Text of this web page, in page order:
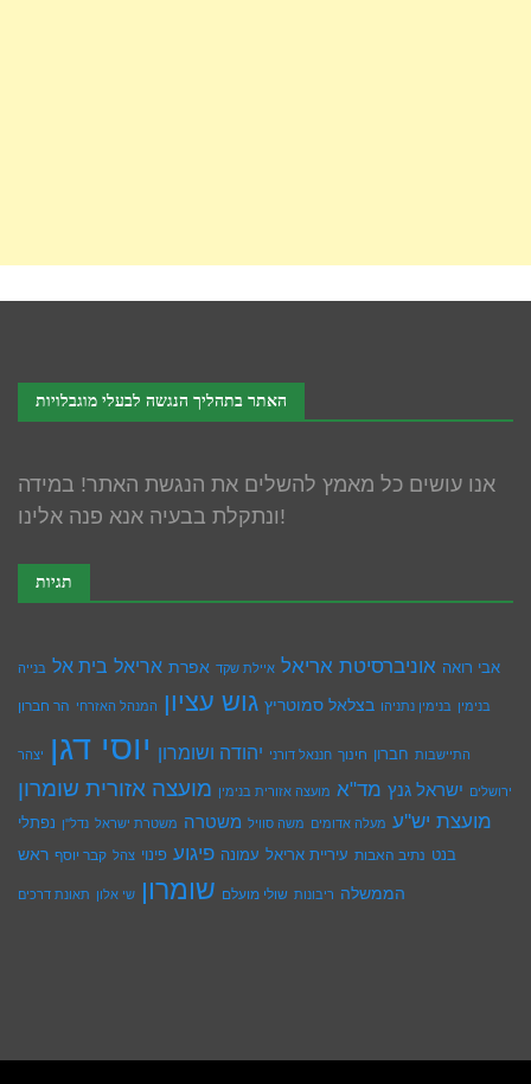
האתר בתהליך הנגשה לבעלי מוגבלויות
אנו עושים כל מאמץ להשלים את הנגשת האתר! במידה
ונתקלת בבעיה אנא פנה אלינו!
תגיות
אבי רואה אוניברסיטת אריאל איילת שקד אפרת אריאל בית אל בנייה
בנימין בנימין נתניהו בצלאל סמוטריץ גוש עציון המנהל האזרחי הר חברון
התיישבות חברון חינוך חננאל דורני יהודה ושומרון יוסי דגן יצהר
ירושלים ישראל גנץ מד"א מועצה אזורית בנימין מועצה אזורית שומרון
מועצת יש''ע מעלה אדומים משה סוויל משטרה משטרת ישראל נדל''ן נפתלי
בנט נתיב האבות עיריית אריאל עמונה פיגוע פינוי צהל קבר יוסף ראש
הממשלה ריבונות שולי מועלם שומרון שי אלון תאונת דרכים